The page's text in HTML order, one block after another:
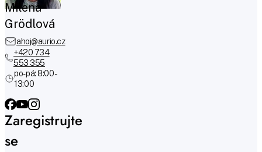
Milena
Grödlová
ahoj@aurio.cz
+420 734
553 355
po-pá: 8:00 -
13:00
Zaregistrujte
se